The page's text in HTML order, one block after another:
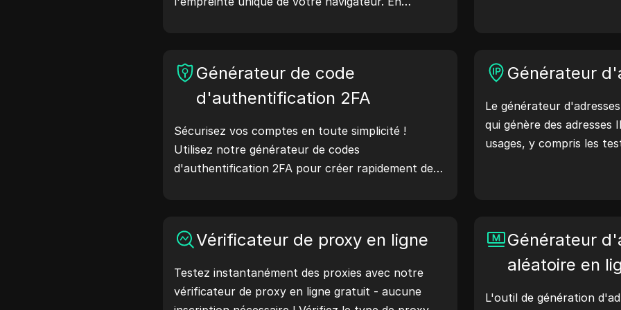
améliorer votre vie privée et votre sécurité en
ligne.
aux vérifications de
flux de travail : générez
aujourd'hui !
Générateur de code
d'authentification 2FA
Sécurisez vos comptes en toute simplicité !
Utilisez notre générateur de codes
d'authentification 2FA pour créer rapidement des
Générateur
Le générateur
qui génère des adresses
usages, y compris les
rapidement des
géolocalisation, les
et plus encore.
améliorez votre
Vérificateur de proxy en ligne
Testez instantanément des proxies avec notre
vérificateur de proxy en ligne gratuit - aucune
Générateur
aléatoire en
L'outil de génération